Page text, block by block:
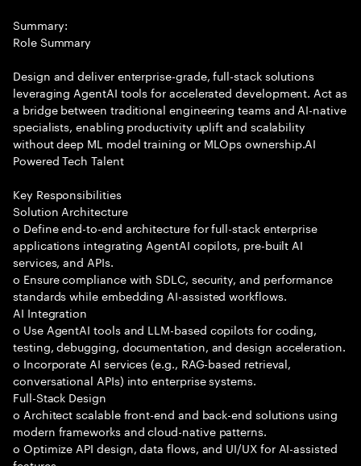
Summary:
Role Summary
Design and deliver enterprise-grade, full-stack solutions
leveraging AgentAI tools for accelerated development. Act as
a bridge between traditional engineering teams and AI-native
specialists, enabling productivity uplift and scalability
without deep ML model training or MLOps ownership.AI
Powered Tech Talent
Key Responsibilities
Solution Architecture
o Define end-to-end architecture for full-stack enterprise
applications integrating AgentAI copilots, pre-built AI
services, and APIs.
o Ensure compliance with SDLC, security, and performance
standards while embedding AI-assisted workflows.
AI Integration
o Use AgentAI tools and LLM-based copilots for coding,
testing, debugging, documentation, and design acceleration.
o Incorporate AI services (e.g., RAG-based retrieval,
conversational APIs) into enterprise systems.
Full-Stack Design
o Architect scalable front-end and back-end solutions using
modern frameworks and cloud-native patterns.
o Optimize API design, data flows, and UI/UX for AI-assisted